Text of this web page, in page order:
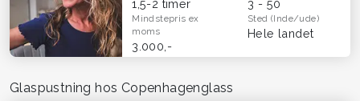
1,5-2 timer 3 - 50
Mindstepris ex
moms
3.000,-
Sted(Inde/ude)
Hele landet
Glaspustning hos Copenhagenglass